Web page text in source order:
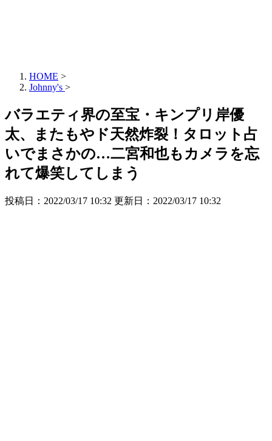
HOME >
Johnny's >
バラエティ界の至宝・キンプリ岸優
太、またもやド天然炸裂！タロット占
いでまさかの…二宮和也もカメラを忘
れて爆笑してしまう
投稿日：2022/03/17 10:32 更新日： 2022/03/17 10:32